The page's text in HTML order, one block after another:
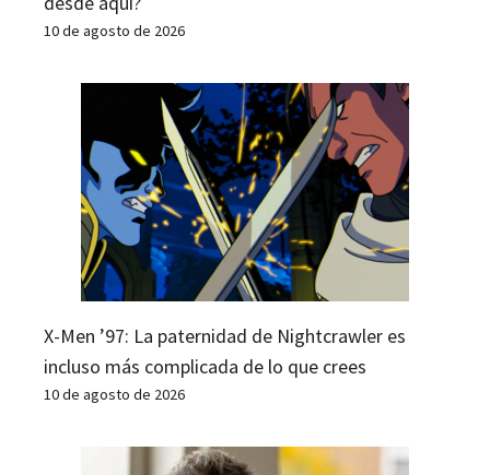
10 de agosto de 2026
X-Men ’97: La paternidad de Nightcrawler es
incluso más complicada de lo que crees
10 de agosto de 2026